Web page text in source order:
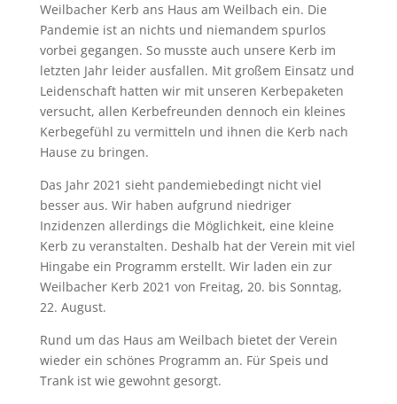
Weilbacher Kerb ans Haus am Weilbach ein. Die
Pandemie ist an nichts und niemandem spurlos
vorbei gegangen. So musste auch unsere Kerb im
letzten Jahr leider ausfallen. Mit großem Einsatz und
Leidenschaft hatten wir mit unseren Kerbepaketen
versucht, allen Kerbefreunden dennoch ein kleines
Kerbegefühl zu vermitteln und ihnen die Kerb nach
Hause zu bringen.
Das Jahr 2021 sieht pandemiebedingt nicht viel
besser aus. Wir haben aufgrund niedriger
Inzidenzen allerdings die Möglichkeit, eine kleine
Kerb zu veranstalten. Deshalb hat der Verein mit viel
Hingabe ein Programm erstellt. Wir laden ein zur
Weilbacher Kerb 2021 von Freitag, 20. bis Sonntag,
22. August.
Rund um das Haus am Weilbach bietet der Verein
wieder ein schönes Programm an. Für Speis und
Trank ist wie gewohnt gesorgt.